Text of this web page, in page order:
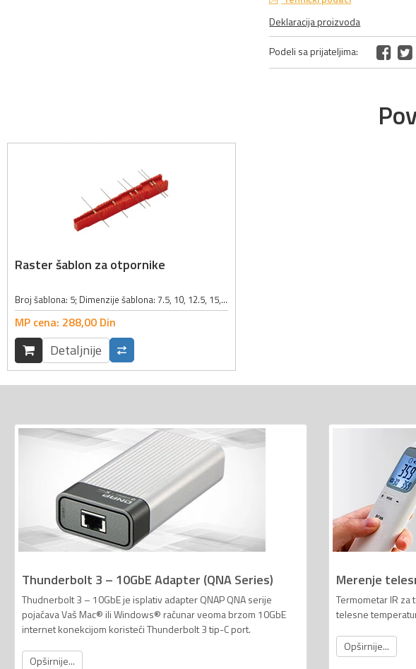
Deklaracija proizvoda
Podeli sa prijateljima:
Raster šablon za otpornike
Broj šablona: 5; Dimenzije šablona: 7.5, 10, 12.5, 15, 17.5mm; Boja: crvena;
MP cena: 288,00 Din
Detaljnije
Thunderbolt 3 – 10GbE Adapter (QNA Series)
Thudnerbolt 3 – 10GbE je isplativ adapter QNAP QNA serije
pojačava Vaš Mac® ili Windows® računar veoma brzom 10GbE
internet konekcijom koristeći Thunderbolt 3 tip-C port.
Opširnije...
Merenje
Termometar IR
telesne
Opširnije...